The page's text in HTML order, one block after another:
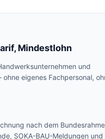
Mindestlohn
und
eigenes Fachpersonal,
nach dem
SOKA-BAU-Meldungen und